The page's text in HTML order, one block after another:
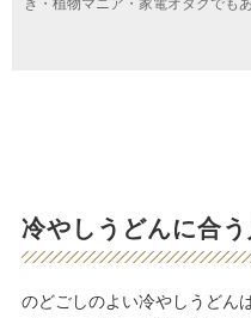
き・植物マニア・家電オタクでも
冷やしうどんに合
のどごしのよい冷やしうどん